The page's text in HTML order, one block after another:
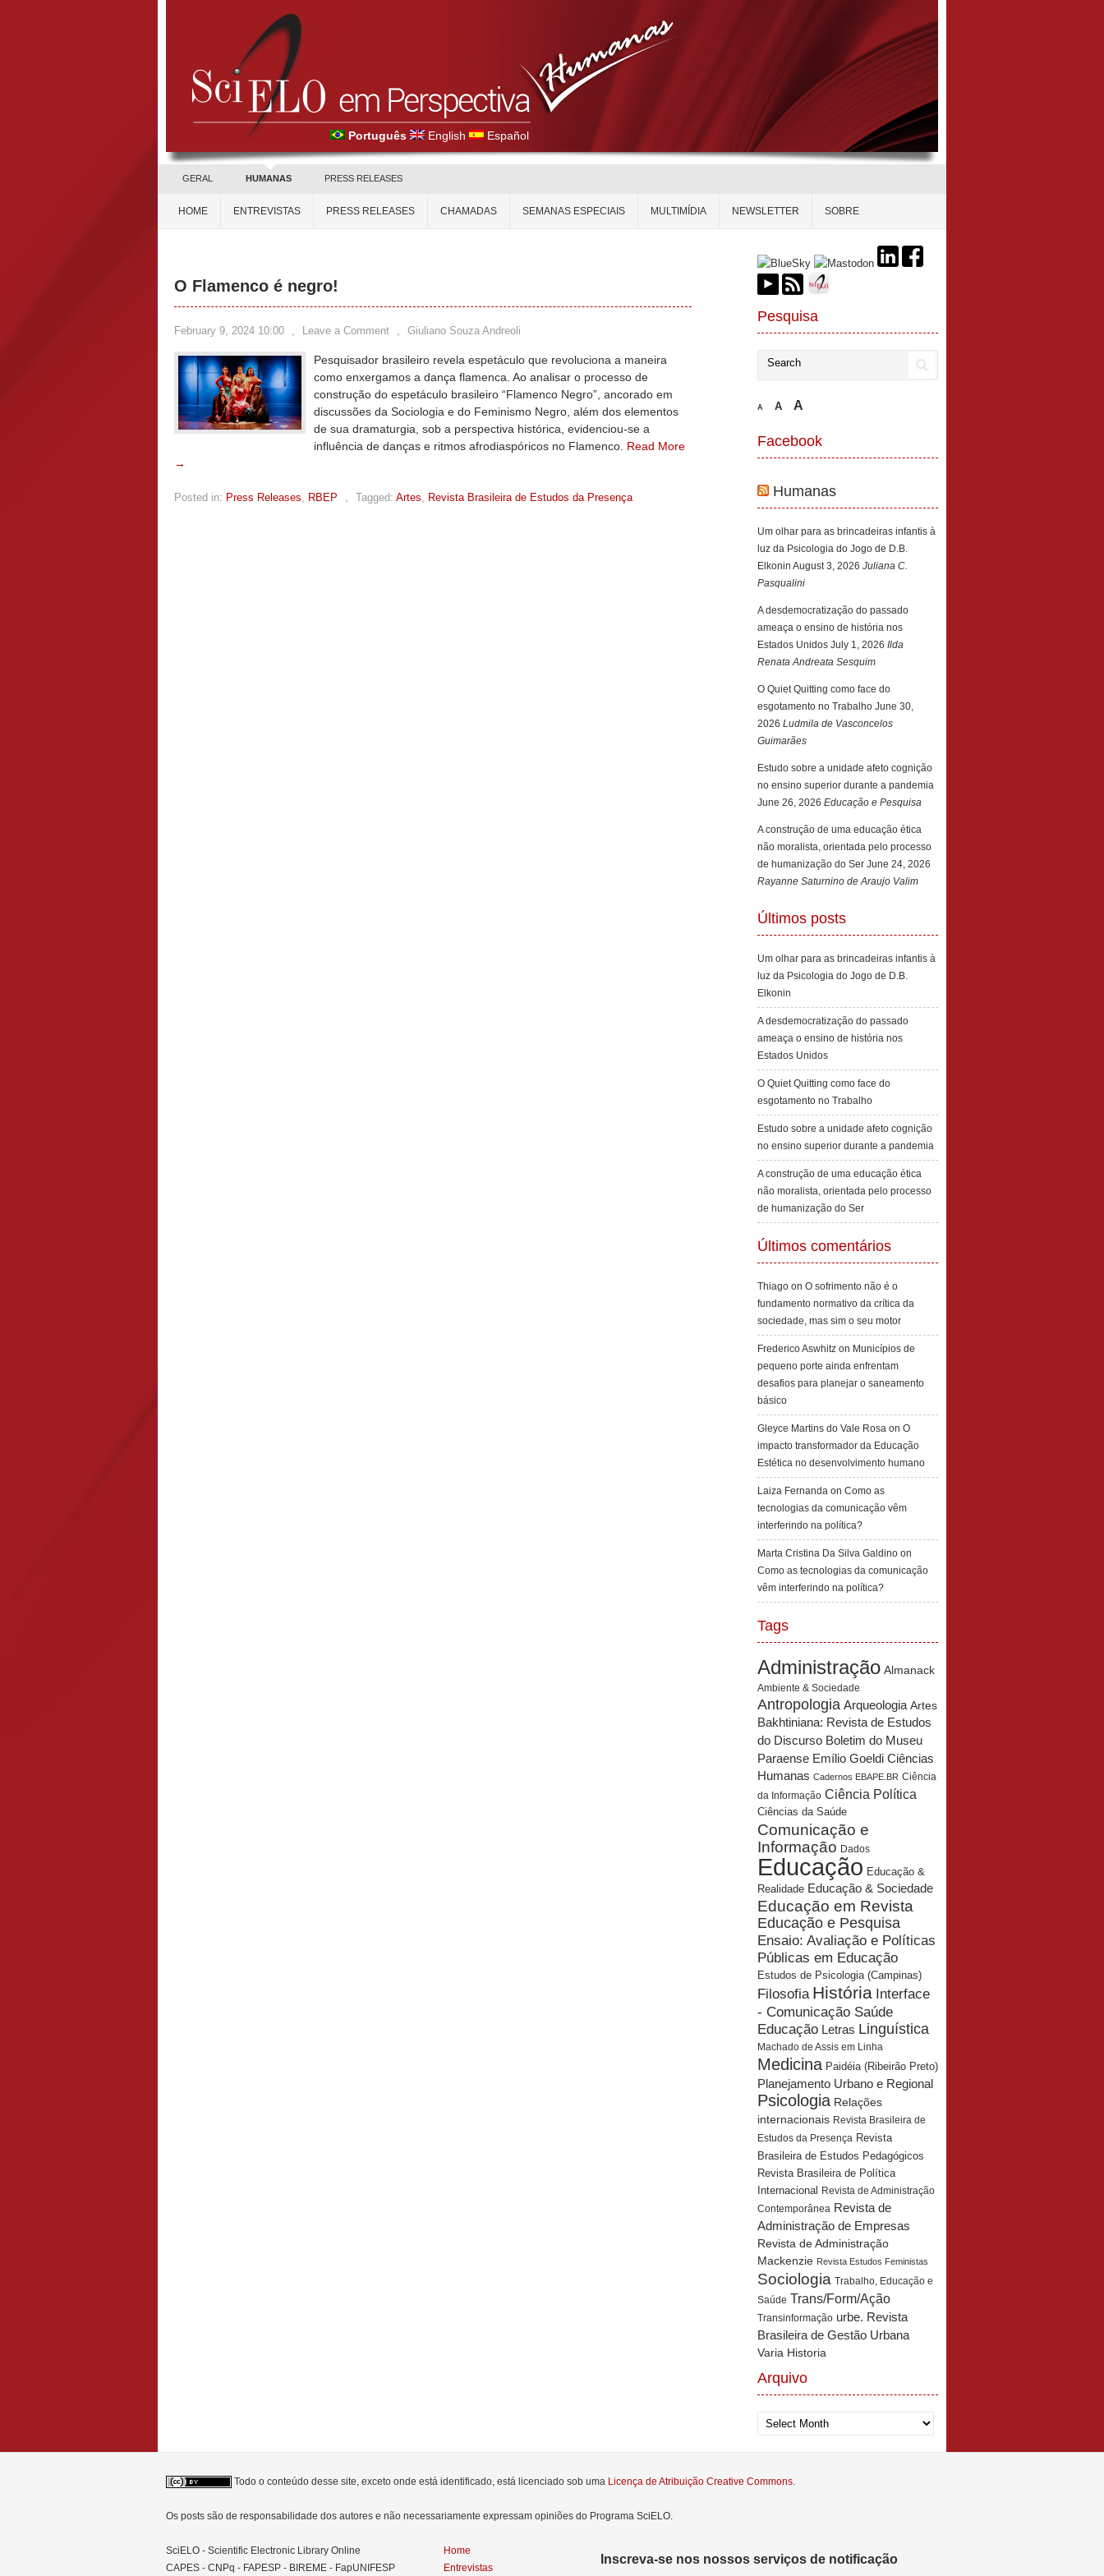
Português English Español
GERAL HUMANAS PRESS RELEASES
HOME ENTREVISTAS PRESS RELEASES CHAMADAS SEMANAS ESPECIAIS MULTIMÍDIA NEWSLETTER SOBRE
O Flamenco é negro!
February 9, 2024 10:00 , Leave a Comment , Giuliano Souza Andreoli
Pesquisador brasileiro revela espetáculo que revoluciona a maneira
como enxergamos a dança flamenca. Ao analisar o processo de
construção do espetáculo brasileiro “Flamenco Negro”, ancorado em
discussões da Sociologia e do Feminismo Negro, além dos elementos
de sua dramaturgia, sob a perspectiva histórica, evidenciou-se a
influência de danças e ritmos afrodiaspóricos no Flamenco. Read More
→
Posted in: Press Releases, RBEP , Tagged: Artes, Revista Brasileira de Estudos da Presença
Pesquisa
A A A
Facebook
Humanas
Um olhar para as brincadeiras infantis à
luz da Psicologia do Jogo de D.B.
Elkonin August 3, 2026 Juliana C.
Pasqualini
A desdemocratização do passado
ameaça o ensino de história nos
Estados Unidos July 1, 2026 Ilda
Renata Andreata Sesquim
O Quiet Quitting como face do
esgotamento no Trabalho June 30,
2026 Ludmila de Vasconcelos
Guimarães
Estudo sobre a unidade afeto cognição
no ensino superior durante a pandemia
June 26, 2026 Educação e Pesquisa
A construção de uma educação ética
não moralista, orientada pelo processo
de humanização do Ser June 24, 2026
Rayanne Saturnino de Araujo Valim
Últimos posts
Um olhar para as brincadeiras infantis à
luz da Psicologia do Jogo de D.B.
Elkonin
A desdemocratização do passado
ameaça o ensino de história nos
Estados Unidos
O Quiet Quitting como face do
esgotamento no Trabalho
Estudo sobre a unidade afeto cognição
no ensino superior durante a pandemia
A construção de uma educação ética
não moralista, orientada pelo processo
de humanização do Ser
Últimos comentários
Thiago on O sofrimento não é o
fundamento normativo da crítica da
sociedade, mas sim o seu motor
Frederico Aswhitz on Municípios de
pequeno porte ainda enfrentam
desafios para planejar o saneamento
básico
Gleyce Martins do Vale Rosa on O
impacto transformador da Educação
Estética no desenvolvimento humano
Laiza Fernanda on Como as
tecnologias da comunicação vêm
interferindo na política?
Marta Cristina Da Silva Galdino on
Como as tecnologias da comunicação
vêm interferindo na política?
Tags
Administração Almanack
Ambiente & Sociedade
Antropologia Arqueologia Artes
Bakhtiniana: Revista de Estudos
do Discurso Boletim do Museu
Paraense Emílio Goeldi Ciências
Humanas Cadernos EBAPE.BR Ciência
da Informação Ciência Política
Ciências da Saúde
Comunicação e
Informação Dados
Educação Educação &
Realidade Educação & Sociedade
Educação em Revista
Educação e Pesquisa
Ensaio: Avaliação e Políticas
Públicas em Educação
Estudos de Psicologia (Campinas)
Filosofia História Interface
- Comunicação Saúde
Educação Letras Linguística
Machado de Assis em Linha
Medicina Paidéia (Ribeirão Preto)
Planejamento Urbano e Regional
Psicologia Relações
internacionais Revista Brasileira de
Estudos da Presença Revista
Brasileira de Estudos Pedagógicos
Revista Brasileira de Política
Internacional Revista de Administração
Contemporânea Revista de
Administração de Empresas
Revista de Administração
Mackenzie Revista Estudos Feministas
Sociologia Trabalho, Educação e
Saúde Trans/Form/Ação
Transinformação urbe. Revista
Brasileira de Gestão Urbana
Varia Historia
Arquivo
Arquivo
Todo o conteúdo desse site, exceto onde está identificado, está licenciado sob uma Licença de Atribuição Creative Commons.
Os posts são de responsabilidade dos autores e não necessariamente expressam opiniões do Programa SciELO.
SciELO - Scientific Electronic Library Online
CAPES - CNPq - FAPESP - BIREME - FapUNIFESP
Home
Entrevistas
Inscreva-se nos nossos serviços de notificação